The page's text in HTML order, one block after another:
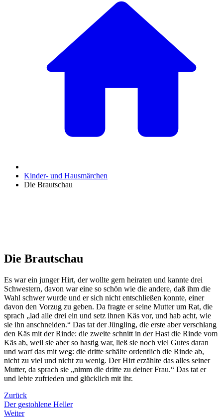
Kinder- und Hausmärchen
Die Brautschau
Die Brautschau
Es war ein junger Hirt, der wollte gern heiraten und kannte drei
Schwestern, davon war eine so schön wie die andere, daß ihm die
Wahl schwer wurde und er sich nicht entschließen konnte, einer
davon den Vorzug zu geben. Da fragte er seine Mutter um Rat, die
sprach „lad alle drei ein und setz ihnen Käs vor, und hab acht, wie
sie ihn anschneiden.“ Das tat der Jüngling, die erste aber verschlang
den Käs mit der Rinde: die zweite schnitt in der Hast die Rinde vom
Käs ab, weil sie aber so hastig war, ließ sie noch viel Gutes daran
und warf das mit weg: die dritte schälte ordentlich die Rinde ab,
nicht zu viel und nicht zu wenig. Der Hirt erzählte das alles seiner
Mutter, da sprach sie „nimm die dritte zu deiner Frau.“ Das tat er
und lebte zufrieden und glücklich mit ihr.
Zurück
Der gestohlene Heller
Weiter